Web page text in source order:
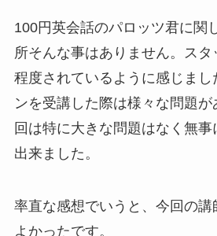
100円英会話のパロッツ君に関
所そんな事はありません。ス
程度されているように感じまし
ンを受講した際は様々な問題
回は特に大きな問題はなく無
出来ました。
率直な感想でいうと、今回の講
よかったです。